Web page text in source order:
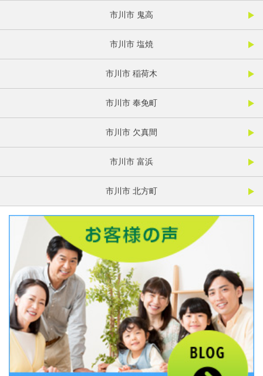
市川市 鬼高
市川市 塩焼
市川市 稲荷木
市川市 奉免町
市川市 欠真間
市川市 富浜
市川市 北方町